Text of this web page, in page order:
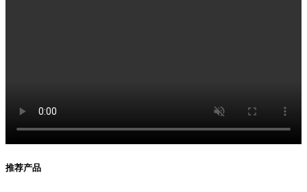
推荐产品